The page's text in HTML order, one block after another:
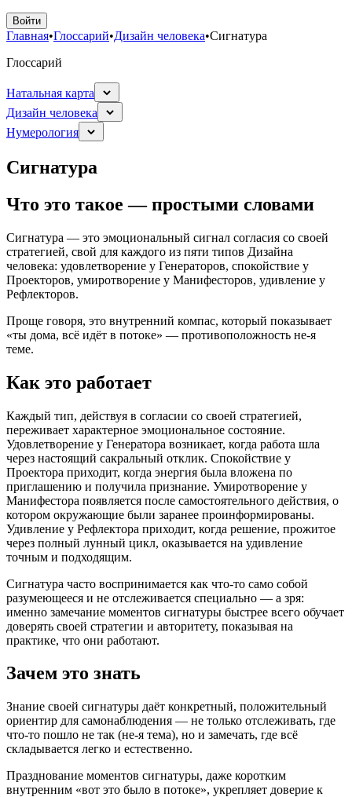
Войти
Главная•Глоссарий•Дизайн человека•Сигнатура
Глоссарий
Натальная карта
Дизайн человека
Нумерология
Сигнатура
Что это такое — простыми словами
Сигнатура — это эмоциональный сигнал согласия со своей
стратегией, свой для каждого из пяти типов Дизайна
человека: удовлетворение у Генераторов, спокойствие у
Проекторов, умиротворение у Манифесторов, удивление у
Рефлекторов.
Проще говоря, это внутренний компас, который показывает
«ты дома, всё идёт в потоке» — противоположность не-я
теме.
Как это работает
Каждый тип, действуя в согласии со своей стратегией,
переживает характерное эмоциональное состояние.
Удовлетворение у Генератора возникает, когда работа шла
через настоящий сакральный отклик. Спокойствие у
Проектора приходит, когда энергия была вложена по
приглашению и получила признание. Умиротворение у
Манифестора появляется после самостоятельного действия, о
котором окружающие были заранее проинформированы.
Удивление у Рефлектора приходит, когда решение, прожитое
через полный лунный цикл, оказывается на удивление
точным и подходящим.
Сигнатура часто воспринимается как что-то само собой
разумеющееся и не отслеживается специально — а зря:
именно замечание моментов сигнатуры быстрее всего обучает
доверять своей стратегии и авторитету, показывая на
практике, что они работают.
Зачем это знать
Знание своей сигнатуры даёт конкретный, положительный
ориентир для самонаблюдения — не только отслеживать, где
что-то пошло не так (не-я тема), но и замечать, где всё
складывается легко и естественно.
Празднование моментов сигнатуры, даже коротким
внутренним «вот это было в потоке», укрепляет доверие к